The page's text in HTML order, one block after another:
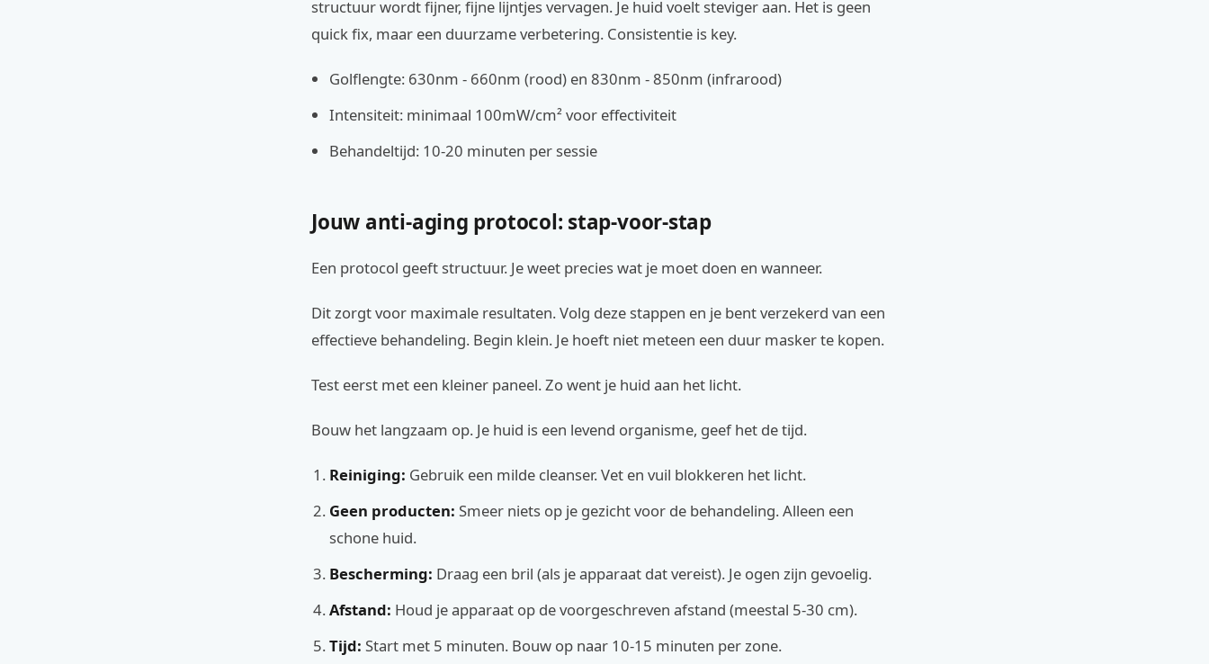
structuur wordt fijner, fijne lijntjes vervagen. Je huid voelt steviger aan. Het is geen
quick fix, maar een duurzame verbetering. Consistentie is key.
Golflengte: 630nm - 660nm (rood) en 830nm - 850nm (infrarood)
Intensiteit: minimaal 100mW/cm² voor effectiviteit
Behandeltijd: 10-20 minuten per sessie
Jouw anti-aging protocol: stap-voor-stap
Een protocol geeft structuur. Je weet precies wat je moet doen en wanneer.
Dit zorgt voor maximale resultaten. Volg deze stappen en je bent verzekerd van een
effectieve behandeling. Begin klein. Je hoeft niet meteen een duur masker te kopen.
Test eerst met een kleiner paneel. Zo went je huid aan het licht.
Bouw het langzaam op. Je huid is een levend organisme, geef het de tijd.
Reiniging: Gebruik een milde cleanser. Vet en vuil blokkeren het licht.
Geen producten: Smeer niets op je gezicht voor de behandeling. Alleen een
schone huid.
Bescherming: Draag een bril (als je apparaat dat vereist). Je ogen zijn gevoelig.
Afstand: Houd je apparaat op de voorgeschreven afstand (meestal 5-30 cm).
Tijd: Start met 5 minuten. Bouw op naar 10-15 minuten per zone.